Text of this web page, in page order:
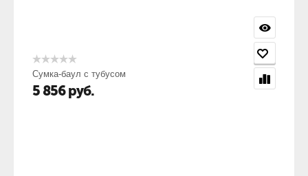
Сумка-баул с тубусом
5 856 руб.